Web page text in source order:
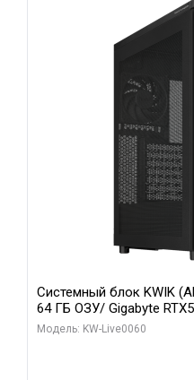
Системный блок KWIK
64 ГБ ОЗУ/ Gigabyte
GDDR7 128bit 3xDP H/ 1 ТБ
Модель: KW-Live0060